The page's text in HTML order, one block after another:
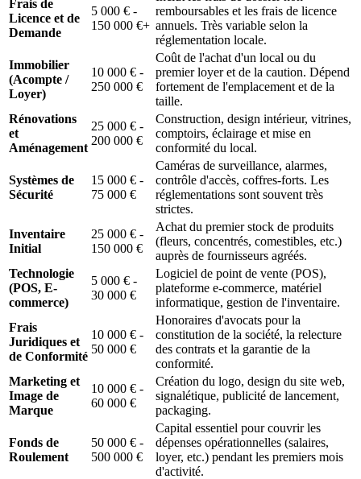
Frais de
Licence et de
Demande
5 000 € -
150 000 €+
remboursables et les frais de licence
annuels. Très variable selon la
réglementation locale.
Immobilier
(Acompte /
Loyer)
10 000 € -
250 000 €
Coût de l'achat d'un local ou du
premier loyer et de la caution. Dépend
fortement de l'emplacement et de la
taille.
Rénovations
et
Aménagement
25 000 € -
200 000 €
Construction, design intérieur, vitrines,
comptoirs, éclairage et mise en
conformité du local.
Systèmes de
Sécurité
15 000 € -
75 000 €
Caméras de surveillance, alarmes,
contrôle d'accès, coffres-forts. Les
réglementations sont souvent très
strictes.
Inventaire
Initial
25 000 € -
150 000 €
Achat du premier stock de produits
(fleurs, concentrés, comestibles, etc.)
auprès de fournisseurs agréés.
Technologie
(POS, E-
commerce)
5 000 € -
30 000 €
Logiciel de point de vente (POS),
plateforme e-commerce, matériel
informatique, gestion de l'inventaire.
Frais
Juridiques et
de Conformité
10 000 € -
50 000 €
Honoraires d'avocats pour la
constitution de la société, la relecture
des contrats et la garantie de la
conformité.
Marketing et
Image de
Marque
10 000 € -
60 000 €
Création du logo, design du site web,
signalétique, publicité de lancement,
packaging.
Fonds de
Roulement
50 000 € -
500 000 €
Capital essentiel pour couvrir les
dépenses opérationnelles (salaires,
loyer, etc.) pendant les premiers mois
d'activité.